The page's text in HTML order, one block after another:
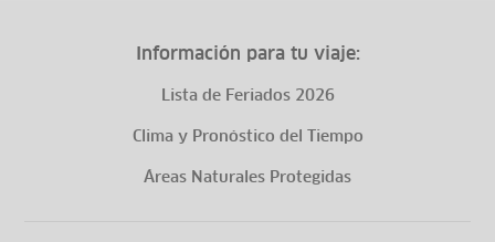
Información para tu viaje:
Lista de Feriados 2026
Clima y Pronóstico del Tiempo
Áreas Naturales Protegidas